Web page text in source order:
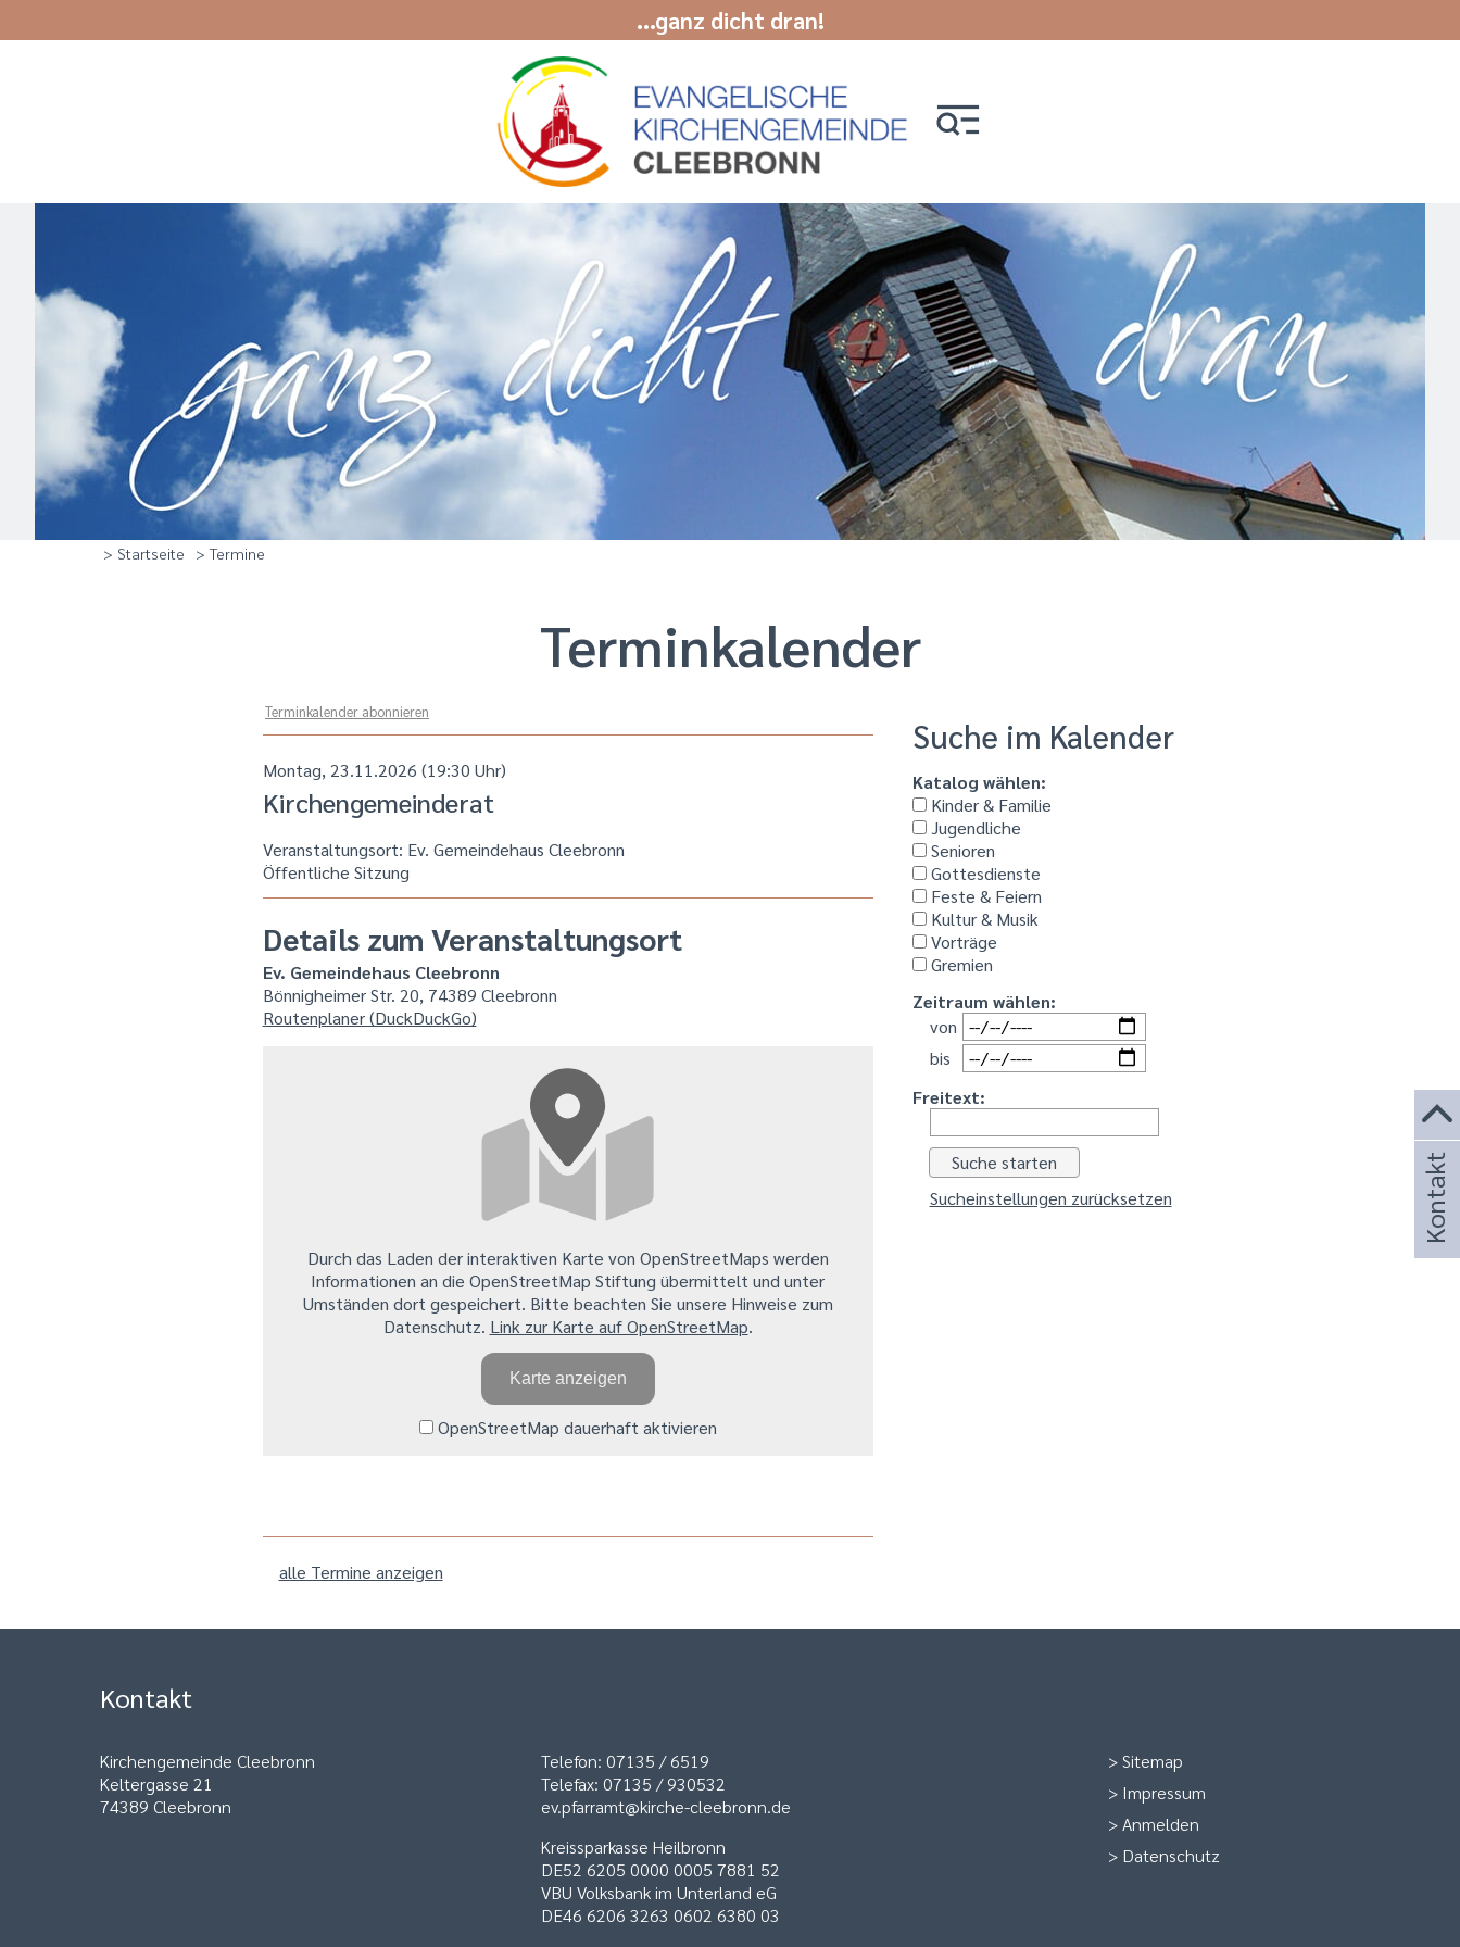
...ganz dicht dran!
> Startseite > Termine
Termin­kalender
Suche im Kalender
Katalog wählen:
Kinder & Familie
Jugendliche
Senioren
Gottesdienste
Feste & Feiern
Kultur & Musik
Vorträge
Gremien
Zeitraum wählen:
von
bis
Freitext:
Sucheinstellungen zurücksetzen
Terminkalender abonnieren
Montag, 23.11.2026 (19:30 Uhr)
Kirchengemeinderat
Veranstaltungsort: Ev. Gemeindehaus Cleebronn
Öffentliche Sitzung
Details zum Veranstaltungsort
Ev. Gemeindehaus Cleebronn
Bönnigheimer Str. 20, 74389 Cleebronn
Routenplaner (DuckDuckGo)
Durch das Laden der interaktiven Karte von OpenStreetMaps werden
Informationen an die OpenStreetMap Stiftung übermittelt und unter
Umständen dort gespeichert. Bitte beachten Sie unsere Hinweise zum
Datenschutz. Link zur Karte auf OpenStreetMap.
Karte anzeigen
OpenStreetMap dauerhaft aktivieren
alle Termine anzeigen
Kontakt
Kirchengemeinde Cleebronn
Keltergasse 21
74389 Cleebronn
Telefon: 07135 / 6519
Telefax: 07135 / 930532
ev.pfarramt@kirche-cleebronn.de
Kreissparkasse Heilbronn
DE52 6205 0000 0005 7881 52
VBU Volksbank im Unterland eG
DE46 6206 3263 0602 6380 03
>Sitemap
> Impressum
>Anmelden
> Datenschutz
Kontakt